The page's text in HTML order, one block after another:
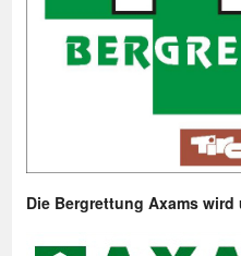
Die Bergrettung Axams